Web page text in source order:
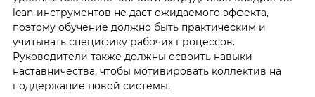
lean-инструментов не даст ожидаемого эффекта,
поэтому обучение должно быть практическим и
учитывать специфику рабочих процессов.
Руководители также должны освоить навыки
наставничества, чтобы мотивировать коллектив на
поддержание новой системы.